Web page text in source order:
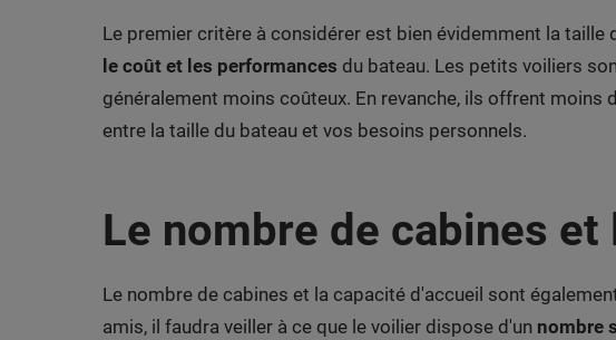
Le premier critère à considérer est bien évidemment la
le coût et les performances du bateau. Les petits voiliers
généralement moins coûteux. En revanche, ils offrent
entre la taille du bateau et vos besoins personnels.
Le nombre de cabines et
Le nombre de cabines et la capacité d'accueil sont
amis, il faudra veiller à ce que le voilier dispose d'un nombre